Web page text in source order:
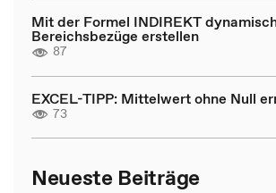
Mit der Formel INDIREKT
Bereichsbezüge erstellen
87
EXCEL-TIPP: Mittelwert ohne Null
73
Neueste Beiträge